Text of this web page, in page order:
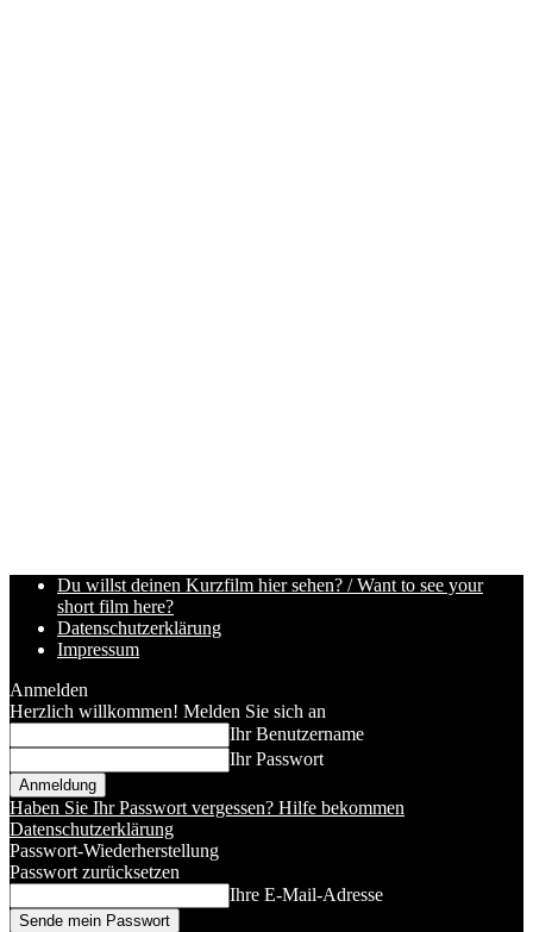
Du willst deinen Kurzfilm hier sehen? / Want to see your
short film here?
Datenschutzerklärung
Impressum
Anmelden
Herzlich willkommen! Melden Sie sich an
Ihr Benutzername
Ihr Passwort
Haben Sie Ihr Passwort vergessen? Hilfe bekommen
Datenschutzerklärung
Passwort-Wiederherstellung
Passwort zurücksetzen
Ihre E-Mail-Adresse